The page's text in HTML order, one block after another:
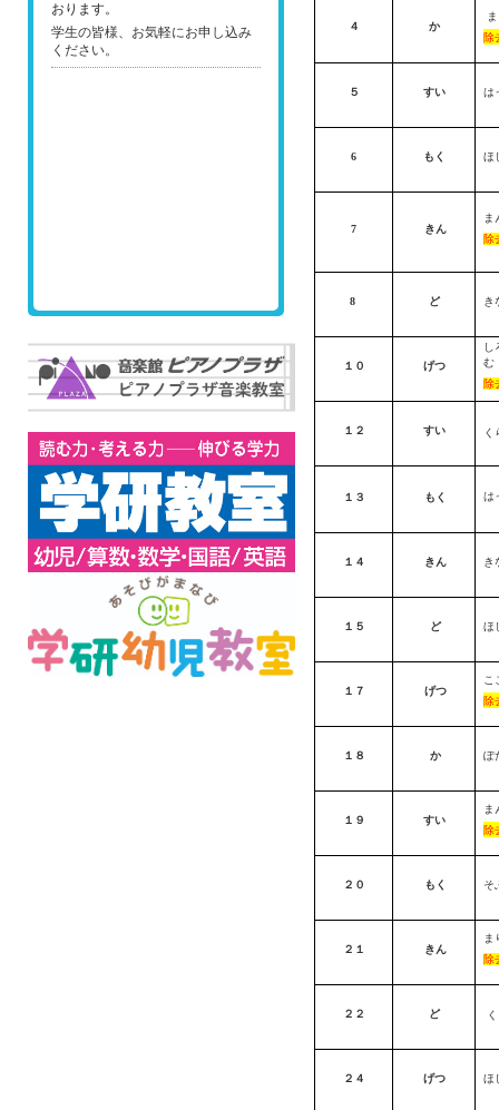
おります。
学生の皆様、お気軽にお申し込み
ください。
４ か
除
５ すい は
6 もく ほ
7 きん
ま
除
8 ど き
１０ げつ
し
む
除
１２ すい く
１３ もく は
１４ きん き
１５ ど ほ
１７ げつ
こ
除
１８ か ぽ
１９ すい
ま
除
２０ もく そ
２１ きん
ま
除
２２ ど
２４ げつ ほ